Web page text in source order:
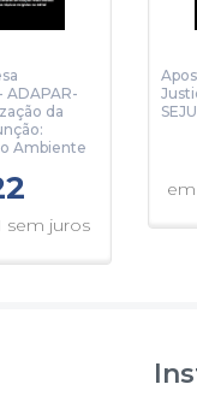
ADAPAR-
da
Ambiente
sem juros